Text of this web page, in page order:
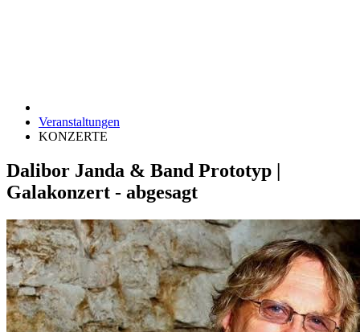
Veranstaltungen
KONZERTE
Dalibor Janda & Band Prototyp |
Galakonzert - abgesagt